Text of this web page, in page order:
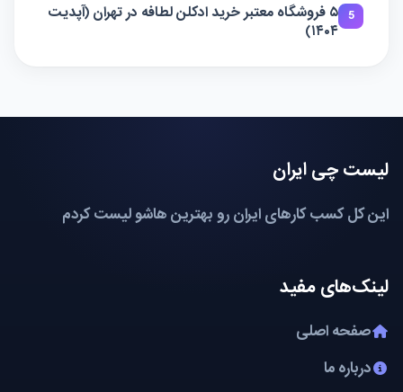
5
۵ فروشگاه معتبر خرید ادکلن لطافه در تهران (آپدیت
۱۴۰۴)
لیست چی ایران
این کل کسب کارهای ایران رو بهترین هاشو لیست کردم
لینک‌های مفید
صفحه اصلی
درباره ما